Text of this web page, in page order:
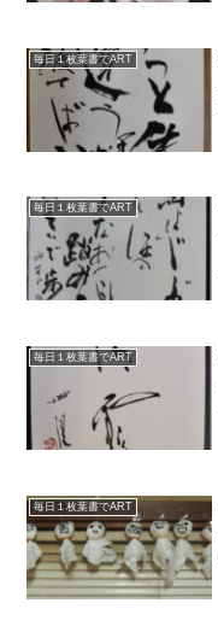
毎日１枚葉書でART
毎日１枚葉書でART
毎日１枚葉書でART
毎日１枚葉書でART